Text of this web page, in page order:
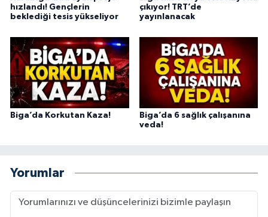
hızlandı! Gençlerin
beklediği tesis yükseliyor
çıkıyor! TRT’de
yayınlanacak
Biga’da Korkutan Kaza!
Biga’da 6 sağlık çalışanına
veda!
Yorumlar